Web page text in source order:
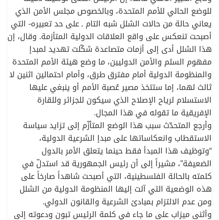
للوضع الحالي للأمم المتحدة، وبالخصوص مجلس الأمن الذي
يعاني حالة من حالات الشلل شبه التام ـ على حد تعبيره- التي
أصبحت تنعكس على واقع العلاقات الدولية المتأزمة. وقال، إن
هذا الشلل أدى إلى أزمات متصاعدة شكّلت تهديد لمبدإ
مفهوم السلم والأمن الدوليين، ما وضع هيئة الأمم المتحدة
والمنظومة الدولية أمام مفترق طرق، وأمام احتمالين اثنين لا
ثالث لهما، إما ستتخذ مصير عُصبة الأمم أو ينبغي عليها
الاستسلام لرياح الإصلاح الذي سيكون للجزائر وللقارة
الإفريقية ما تقوله في هذا المجال.
وأرجع المتحدّث سبب هذا الوضع المتأزّم إلى تزايد سياسة
الاستقطاب وانعكاساتها على مبدإ الشرعية الدولية،
“وتوظيف هذا المبدأ فقط حينما يتعلق الأمر بالدول
الضعيفة”، مشيراً إلى أن رئيس الجمهورية قد استدلّ في
كلمته بالحالة الفلسطينية، التي أصبحت شاهداً صارخاً على
هذه الوضعية التي آلت إليها المنظومة الدولية من الشلل
ومن عدم الالتزام بمبادئ الشرعية والقانون الدولي.
وأثنى ميزاب على ما جاء في كلمة الرئيس تبون ودعوته إلى